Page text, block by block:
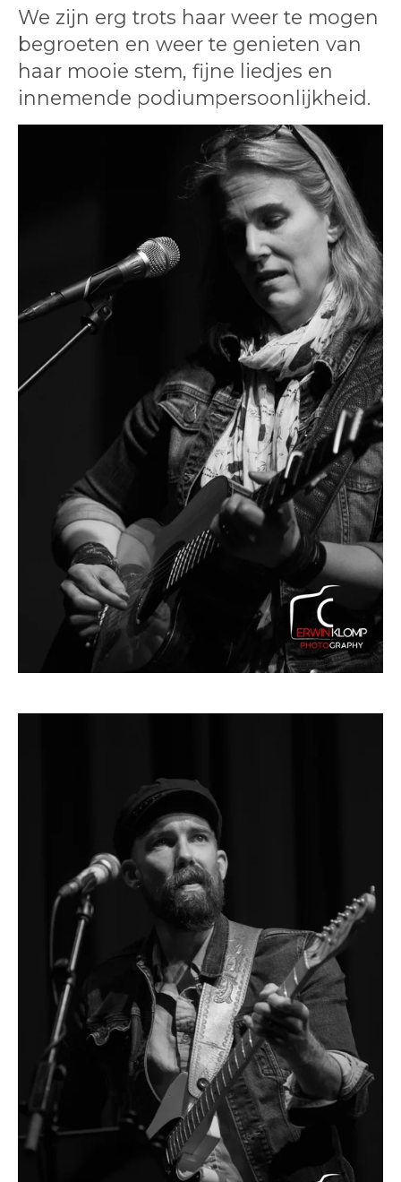
We zijn erg trots haar weer te mogen
begroeten en weer te genieten van
haar mooie stem, fijne liedjes en
innemende podiumpersoonlijkheid.